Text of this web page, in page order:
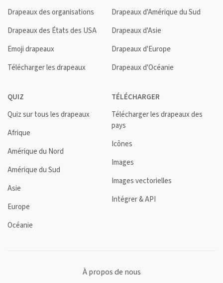
Drapeaux des organisations
Drapeaux des États des USA
Emoji drapeaux
Télécharger les drapeaux
Drapeaux d'Amérique du Sud
Drapeaux d'Asie
Drapeaux d'Europe
Drapeaux d'Océanie
QUIZ
Quiz sur tous les drapeaux
Afrique
Amérique du Nord
Amérique du Sud
Asie
Europe
Océanie
TÉLÉCHARGER
Télécharger les drapeaux des
pays
Icônes
Images
Images vectorielles
Intégrer & API
À propos de nous